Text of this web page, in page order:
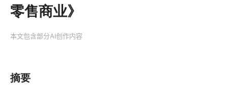
零售商业》
本文包含部分AI创作内容
摘要